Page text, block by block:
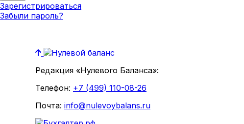
Зарегистрироваться
Забыли пароль?
Редакция «Нулевого Баланса»:
Телефон: +7 (499) 110-08-26
Почта: info@nulevoybalans.ru